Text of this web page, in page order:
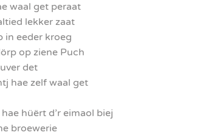
waal get peraat
lekker zaat
in eeder kroeg
op ziene Puch
det
hae zelf waal get
hüërt d’r eimaol biej
broewerie